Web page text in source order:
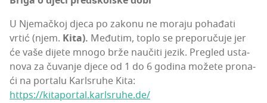
U Nje­mač­koj dje­ca po zako­nu ne mora­ju poha­đa­ti
vrtić (njem. Kita). Među­tim, toplo se pre­po­ru­ču­je jer
će vaše dije­te mno­go brže nauči­ti jezik. Pre­gled usta­
no­va za čuva­nje dje­ce od 1 do 6 godi­na može­te pro­na­
ći na por­ta­lu Kar­l­sru­he Kita:
https://kitaportal.karlsruhe.de/